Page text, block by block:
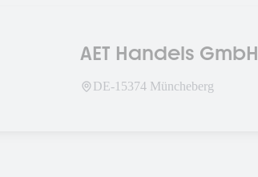
AET Handels GmbH
DE-15374 Müncheberg